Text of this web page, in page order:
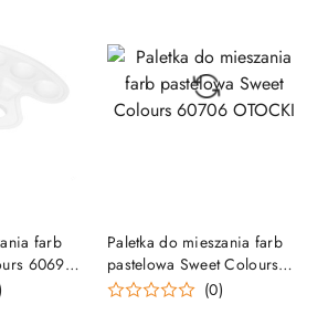
farb
60690
Paletka do mieszania farb
pastelowa Sweet Colours
60706 OTOCKI(0)
DO KOSZYKA